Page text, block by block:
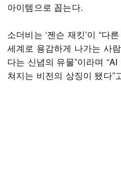
아이템으로 꼽는다.
소더비는 ‘젠슨 재킷’이 “다
세계로 용감하게 나가는 사
다는 신념의 유물”이라며
쳐지는 비전의 상징이 됐다”